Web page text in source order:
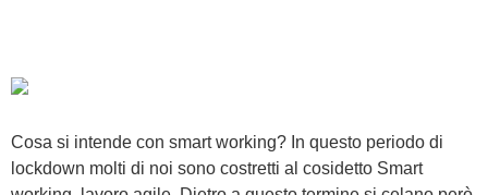
Cosa si intende con smart working? In questo periodo di
lockdown molti di noi sono costretti al cosidetto Smart